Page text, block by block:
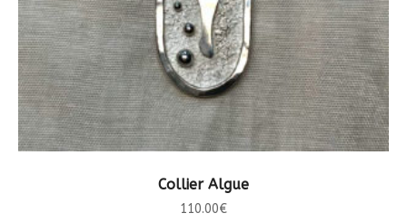
LIRE LA SUITE
Collier Algue
110.00€